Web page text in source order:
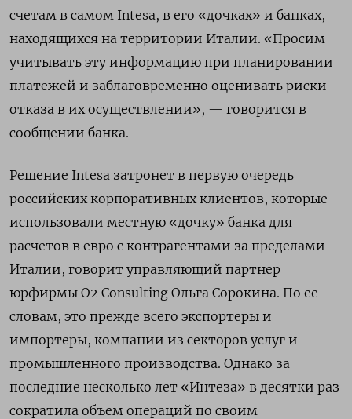
счетам в самом Intesa, в его «дочках» и банках,
находящихся на территории Италии. «Просим
учитывать эту информацию при планировании
платежей и заблаговременно оценивать риски
отказа в их осуществлении», — говорится в
сообщении банка.
Решение Intesa затронет в первую очередь
российских корпоративных клиентов, которые
использовали местную «дочку» банка для
расчетов в евро с контрагентами за пределами
Италии, говорит управляющий партнер
юрфирмы O2 Consulting Ольга Сорокина. По ее
словам, это прежде всего экспортеры и
импортеры, компании из секторов услуг и
промышленного производства. Однако за
последние несколько лет «Интеза» в десятки раз
сократила объем операций по своим